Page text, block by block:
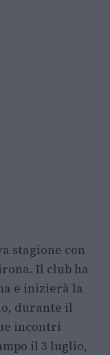
stagione con
Il club ha
e inizierà la
durante il
incontri
il 3 luglio,